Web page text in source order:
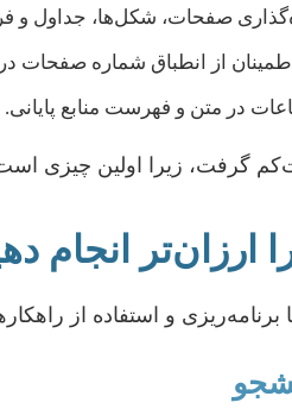
صفحات، شکل‌ها، جداول و
اطمینان از انطباق شماره صفحات
در متن و فهرست منابع پایانی.
گرفت، زیرا اولین چیزی
ارزان‌تر انجام
برنامه‌ریزی و استفاده از